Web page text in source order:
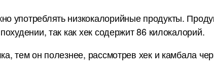
употреблять низкокалорийные продукты.
так как хек содержит 86 килокалорий.
тем он полезнее, рассмотрев хек и камбала